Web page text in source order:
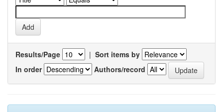
Results/Page | Sort items by
In order
Authors/record